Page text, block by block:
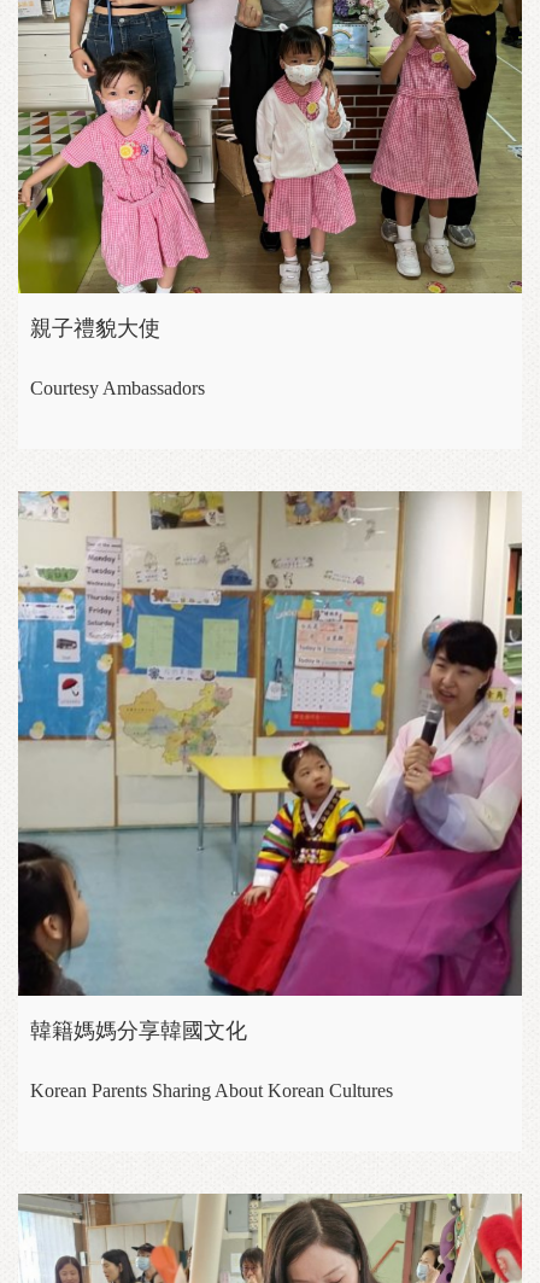
親子禮貌大使
Courtesy Ambassadors
韓籍媽媽分享韓國文化
Korean Parents Sharing About Korean Cultures